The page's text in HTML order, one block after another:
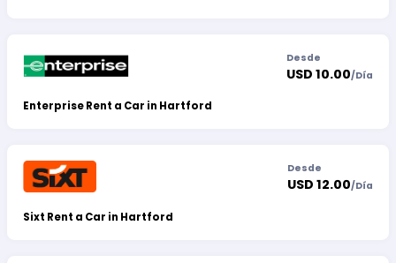
Enterprise Rent a Car in Hartford
Desde
USD 10.00/Día
Sixt Rent a Car in Hartford
Desde
USD 12.00/Día